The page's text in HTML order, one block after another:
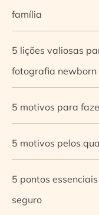
família
5 lições valiosas
fotografia newborn
5 motivos para
5 motivos pelos
5 pontos
seguro